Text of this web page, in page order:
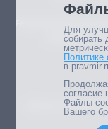
Републикация
возможна
Мнение авторов
Для
собирать
Политике
в
согласие
Файлы
Вашего